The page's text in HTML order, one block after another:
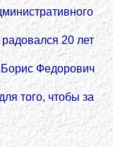
20 лет
Борис Федорович
того, чтобы за